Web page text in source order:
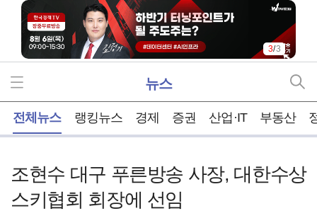
3/3
뉴스
전체뉴스 랭킹뉴스 경제 증권 산업·IT 부동산
조현수 대구 푸른방송 사장, 대한수상
스키협회 회장에 선임